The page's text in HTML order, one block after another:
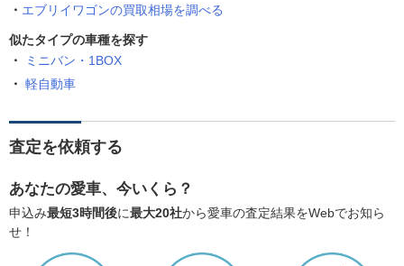
エブリイワゴンの買取相場を調べる
似たタイプの車種を探す
ミニバン・1BOX
軽自動車
査定を依頼する
あなたの愛車、今いくら？
申込み最短3時間後に最大20社から愛車の査定結果をWebでお知ら
せ！